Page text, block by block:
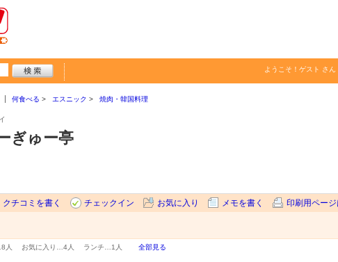
ようこそ！ ゲスト さん
何食べる エスニック 焼肉・韓国料理
ぎゅー亭
クチコミを書く
チェックイン お気に入り メモを書く 印刷用ページ
8人 お気に入り… 4人 ランチ… 1人 全部見る